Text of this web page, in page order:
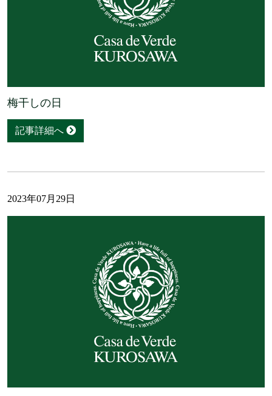
梅干しの日
記事詳細へ
2023年07月29日